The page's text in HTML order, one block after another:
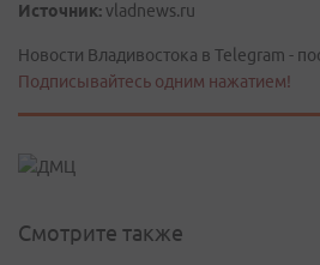
Источник:vladnews.ru
Новости Владивостока в Telegram -
Подписывайтесь одним нажатием!
Смотрите также